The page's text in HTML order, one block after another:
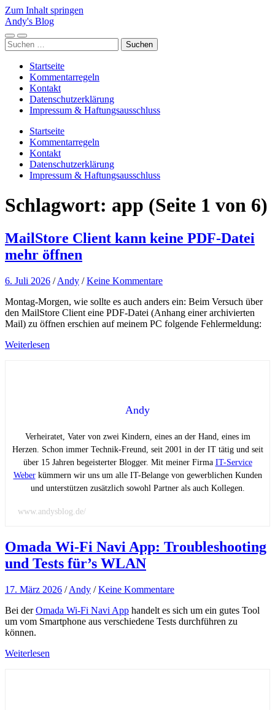
Zum Inhalt springen
Andy's Blog
Mobile-
Menü
Suchfeld
ein-/ausblenden
Suchen
nach:
Startseite
Kommentarregeln
Kontakt
Datenschutzerklärung
Impressum & Haftungsausschluss
Startseite
Kommentarregeln
Kontakt
Datenschutzerklärung
Impressum & Haftungsausschluss
Schlagwort: app (Seite 1 von 6)
MailStore Client kann keine PDF-Datei
mehr öffnen
6. Juli 2026 /Andy /Keine Kommentare
Montag-Morgen, wie sollte es auch anders ein: Beim Versuch über
den MailStore Client eine PDF-Datei (Anhang einer archivierten
Mail) zu öffnen erschien auf meinem PC folgende Fehlermeldung:
Weiterlesen
Andy
Verheiratet, Vater von zwei Kindern, eines an der Hand, eines im
Herzen. Schon immer Technik-Freund, seit 2001 in der IT tätig und seit
über 15 Jahren begeisterter Blogger. Mit meiner Firma IT-Service
Weberkümmern wir uns um alle IT-Belange von gewerblichen Kunden
und unterstützen zusätzlich sowohl Partner als auch Kollegen.
www.andysblog.de/
Omada Wi-Fi Navi App: Troubleshooting
und Tests für’s WLAN
17. März 2026 /Andy /Keine Kommentare
Bei derOmada Wi-Fi Navi App handelt es sich um ein gutes Tool
um vom Smartphone aus verschiedene Tests durchführen zu
können.
Weiterlesen